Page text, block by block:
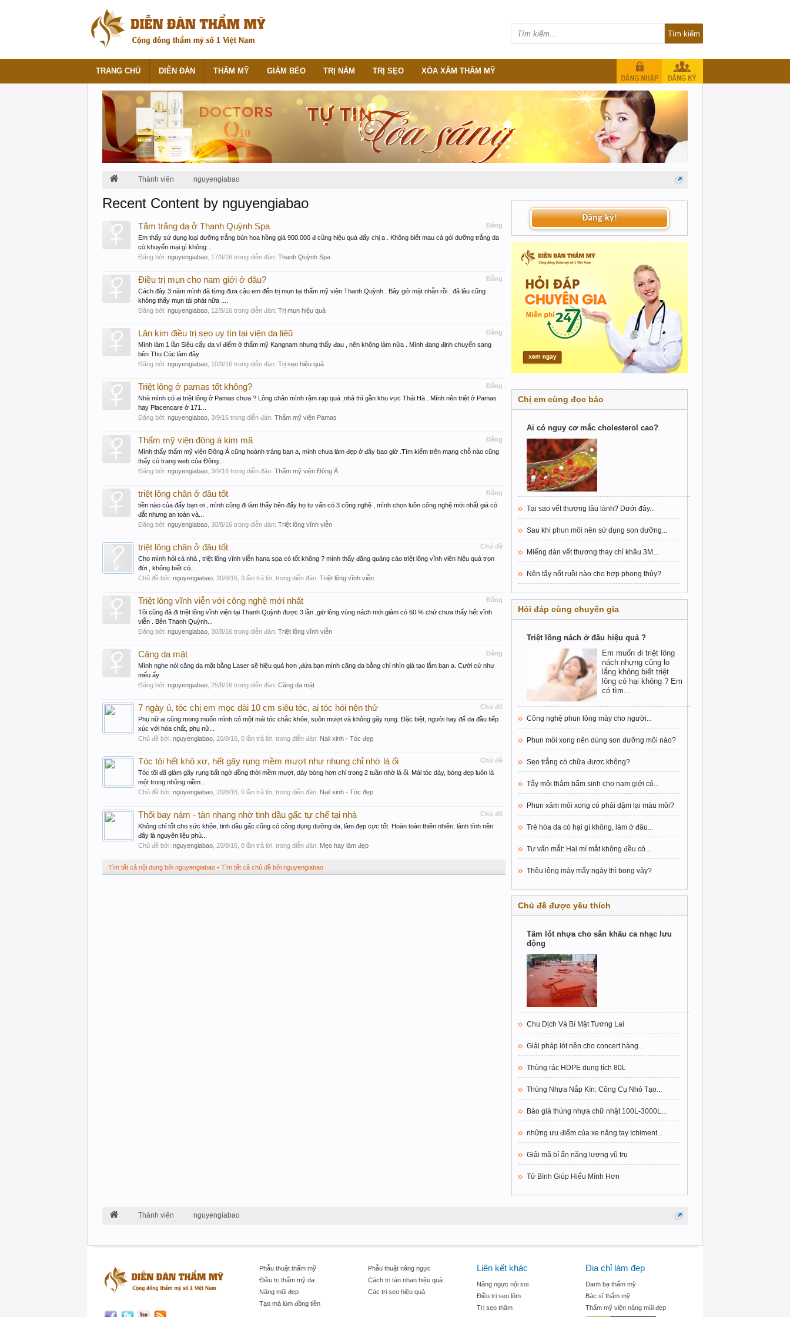
Thành viên nguyengiabao
Recent Content by nguyengiabao
Đăng
Tắm trắng da ở Thanh Quỳnh Spa
Em thấy sử dụng loại dưỡng trắng bùn hoa hồng giá 900.000 đ cũng hiệu quả đấy chị a . Không biết mau cả gói dưỡng trắng da
có khuyến mại gì không...
Đăng bởi: nguyengiabao 17/9/16 trong diễn đàn: Thanh Quỳnh Spa
Đăng
Điều trị mụn cho nam giới ở đâu?
Cách đây 3 năm mình đã từng đưa cậu em đến trị mụn tại thẩm mỹ viện Thanh Quỳnh . Bây giờ mặt nhẵn rồi , đã lâu cũng
không thấy mụn tái phát nữa ....
Đăng bởi: nguyengiabao 12/9/16 trong diễn đàn: Trị mụn hiệu quả
Đăng
Lăn kim điều trị sẹo uy tín tại viện da liêũ
Mình làm 1 lần Siêu cấy da vi điểm ở thẩm mỹ Kangnam nhưng thấy đau , nên không làm nữa . Mình đang định chuyển sang
bên Thu Cúc làm đây .
Đăng bởi: nguyengiabao 10/9/16 trong diễn đàn: Trị sẹo hiệu quả
Đăng
Triệt lông ở pamas tốt không?
Nhà mình có ai triệt lông ở Pamas chưa ? Lông chân mình rậm rạp quá ,nhà thì gần khu vực Thái Hà . Mình nên triệt ở Pamas
hay Placencare ở 171...
Đăng bởi: nguyengiabao 3/9/16 trong diễn đàn: Thẩm mỹ viện Pamas
Đăng
Thẩm mỹ viện đông á kim mã
Mình thấy thẩm mỹ viện Đông Á cũng hoành tráng bạn a, mình chưa làm đẹp ở đây bao giờ .Tìm kiếm trên mạng chỗ nào cũng
thấy có trang web của Đông...
Đăng bởi: nguyengiabao 3/9/16 trong diễn đàn: Thẩm mỹ viện Đông Á
Đăng
triệt lông chân ở đâu tốt
tiền nào của đấy bạn ơi , mình cũng đi làm thấy bên đấy họ tư vấn có 3 công nghệ , mình chọn luôn công nghệ mới nhất giá có
đắt nhưng an toàn và...
Đăng bởi: nguyengiabao 30/8/16 trong diễn đàn: Triệt lông vĩnh viễn
Chủ đề
triệt lông chân ở đâu tốt
Cho mình hỏi cả nhà , triệt lông vĩnh viễn hana spa có tốt không ? mình thấy đăng quảng cáo triệt lông vĩnh viên hiệu quả trọn
đời , không biết có...
Chủ đề bởi: nguyengiabao 30/8/16 , 3 lần trả lời, trong diễn đàn: Triệt lông vĩnh viễn
Đăng
Triệt lông vĩnh viễn với công nghệ mới nhất
Tôi cũng đã đi triệt lông vĩnh viện tại Thanh Quỳnh được 3 lần ,giờ lông vùng nách mới giảm có 60 % chứ chưa thấy hết vĩnh
viễn . Bên Thanh Quỳnh...
Đăng bởi: nguyengiabao 30/8/16 trong diễn đàn: Triệt lông vĩnh viễn
Đăng
Căng da mặt
Mình nghe nói căng da mặt bằng Laser sẽ hiệu quả hơn ,đứa bạn mình căng da bằng chỉ nhìn giả tạo lắm bạn a. Cười cứ như
mếu ấy
Đăng bởi: nguyengiabao 25/8/16 trong diễn đàn: Căng da mặt
Chủ đề
7 ngày ủ, tóc chị em mọc dài 10 cm siêu tóc, ai tóc hói nên thử
Phụ nữ ai cũng mong muốn mình có một mái tóc chắc khỏe, suôn mượt và không gãy rụng. Đặc biệt, người hay để da đầu tiếp
xúc với hóa chất, phụ nữ...
Chủ đề bởi: nguyengiabao 20/8/16 , 0 lần trả lời, trong diễn đàn: Nail xinh - Tóc đẹp
Chủ đề
Tóc tôi hết khô xơ, hết gãy rụng mềm mượt như nhung chỉ nhờ lá ổi
Tóc tôi đã giảm gãy rụng bất ngờ đồng thời mềm mượt, dày bóng hơn chỉ trong 2 tuần nhờ lá ổi. Mái tóc dày, bóng đẹp luôn là
một trong những niềm...
Chủ đề bởi: nguyengiabao 20/8/16 , 0 lần trả lời, trong diễn đàn: Nail xinh - Tóc đẹp
Chủ đề
Thổi bay nám - tàn nhang nhờ tinh dầu gấc tự chế tại nhà
Không chỉ tốt cho sức khỏe, tinh dầu gấc cũng có công dụng dưỡng da, làm đẹp cực tốt. Hoàn toàn thiên nhiên, lành tính nên
đây là nguyên liệu phù...
Chủ đề bởi: nguyengiabao 20/8/16 , 0 lần trả lời, trong diễn đàn: Mẹo hay làm đẹp
Tìm tất cả nội dung bởi nguyengiabao Tìm tất cả chủ đề bởi nguyengiabao
Đăng ký!
Chị em cùng đọc báo
Ai có nguy cơ mắc cholesterol cao?
Tại sao vết thương lâu lành? Dưới đây...
Sau khi phun môi nên sử dụng son dưỡng...
Miếng dán vết thương thay chỉ khâu 3M...
Nên tẩy nốt ruồi nào cho hợp phong thủy?
Hỏi đáp cùng chuyên gia
Triệt lông nách ở đâu hiệu quả ?
Em muốn đi triệt lông
nách nhưng cũng lo
lắng không biết triệt
lông có hại không ? Em
có tìm...
Công nghệ phun lông mày cho người...
Phun môi xong nên dùng son dưỡng môi nào?
Sẹo trắng có chữa được không?
Tẩy môi thâm bẩm sinh cho nam giới có...
Phun xăm môi xong có phải dặm lại màu môi?
Trẻ hóa da có hại gì không, làm ở đâu...
Tư vấn mắt: Hai mí mắt không đều có...
Thêu lông mày mấy ngày thì bong vảy?
Chủ đề được yêu thích
Tấm lót nhựa cho sân khấu ca nhạc lưu
động
Chu Dịch Và Bí Mật Tương Lai
Giải pháp lót nền cho concert hàng...
Thùng rác HDPE dung tích 80L
Thùng Nhựa Nắp Kín: Công Cụ Nhỏ Tạo...
Báo giá thùng nhựa chữ nhật 100L-3000L...
những ưu điểm của xe nâng tay Ichiment...
Giải mã bí ẩn năng lượng vũ trụ
Tử Bình Giúp Hiểu Mình Hơn
Thành viên nguyengiabao
TRANG CHỦ DIỄN ĐÀN THẨM MỸ GIẢM BÉO TRỊ NÁM TRỊ SẸO XÓA XĂM THẨM MỸ
Phẫu thuật thẩm mỹ
Điều trị thẩm mỹ da
Nâng mũi đẹp
Tạo mà lúm đồng tiền
Phẫu thuật nâng ngực
Cách trị tàn nhan hiệu quả
Các trị sẹo hiệu quả
Liên kết khác
Nâng ngực nội soi
Điều trị sẹo lõm
Trị sẹo thâm
Địa chỉ làm đẹp
Danh bạ thẩm mỹ
Bác sĩ thẩm mỹ
Thẩm mỹ viện nâng mũi đẹp